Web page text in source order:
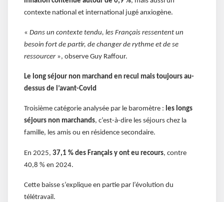
contexte national et international jugé anxiogène.
« Dans un contexte tendu, les Français ressentent un
besoin fort de partir, de changer de rythme et de se
ressourcer», observe Guy Raffour.
Le long séjour non marchand en recul mais toujours au-
dessus de l’avant-Covid
Troisième catégorie analysée par le baromètre : les longs
séjours non marchands, c’est-à-dire les séjours chez la
famille, les amis ou en résidence secondaire.
En 2025, 37,1 % des Français y ont eu recours, contre
40,8 % en 2024.
Cette baisse s’explique en partie par l’évolution du
télétravail.